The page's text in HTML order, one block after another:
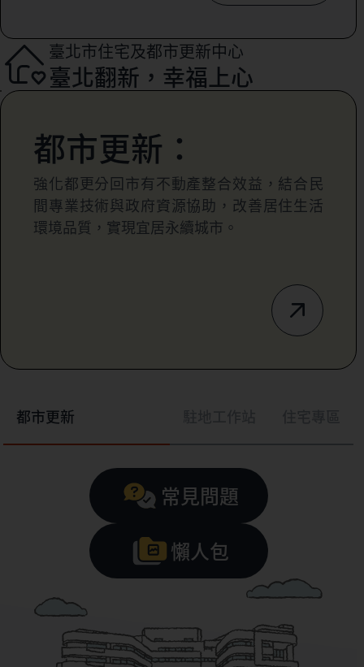
臺北市住宅及都市更新中心
臺北翻新，幸福上心
都市更新
都市更新：
強化都更分回市有不動產整合效益，結合民
間專業技術與政府資源協助，改善居住生活
環境品質，實現宜居永續城市。
常見問題
懶人包